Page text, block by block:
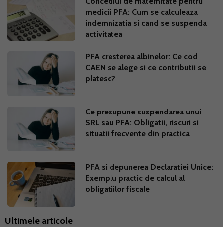
medicii PFA: Cum se calculeaza
indemnizatia si cand se suspenda
activitatea
PFA cresterea albinelor: Ce cod
CAEN se alege si ce contributii se
platesc?
Ce presupune suspendarea unui
SRL sau PFA: Obligatii, riscuri si
situatii frecvente din practica
PFA si depunerea Declaratiei Unice:
Exemplu practic de calcul al
obligatiilor fiscale
Ultimele articole